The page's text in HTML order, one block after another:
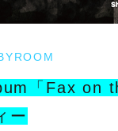
「Fax on
ー